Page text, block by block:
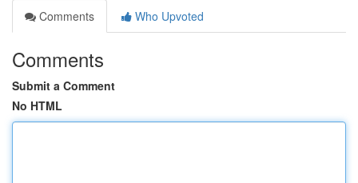
Comments
Who Upvoted
Comments
Submit a Comment
No HTML